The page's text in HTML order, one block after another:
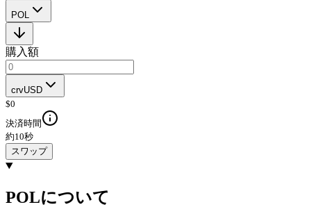
POL
購入額
crvUSD
$0
決済時間
約10秒
スワップ
POLについて